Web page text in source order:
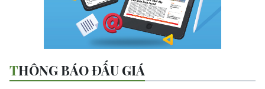
THÔNG BÁO ĐẤU GIÁ